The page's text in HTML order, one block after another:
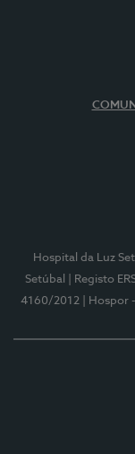
Hospital da Luz
Setúbal
| Registo
4160/2012
| Hospor